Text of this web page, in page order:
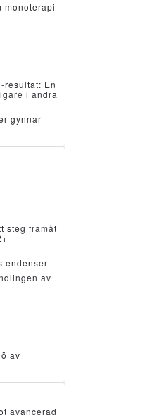
monoterapi
resultat: En
i andra
gynnar
steg framåt
av
av
avancerad